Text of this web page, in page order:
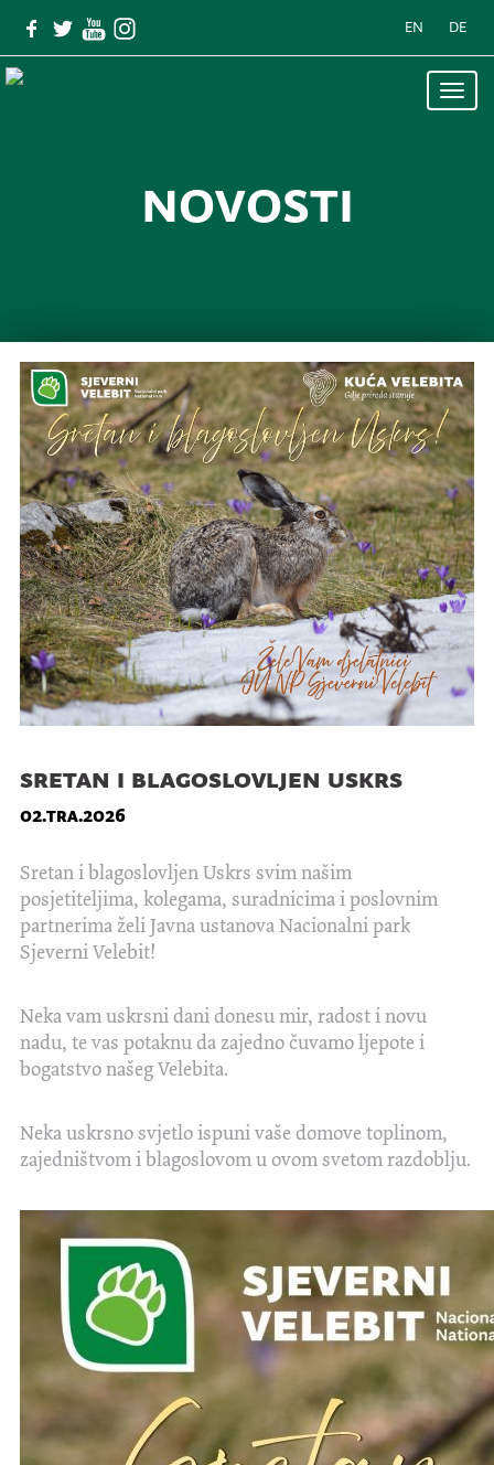
EN DE
Toggle
novosti
sretan i blagoslovljen uskrs
02.tra.2026
Sretan i blagoslovljen Uskrs svim našim
posjetiteljima, kolegama, suradnicima i poslovnim
partnerima želi Javna ustanova Nacionalni park
Sjeverni Velebit!
Neka vam uskrsni dani donesu mir, radost i novu
nadu, te vas potaknu da zajedno čuvamo ljepote i
bogatstvo našeg Velebita.
Neka uskrsno svjetlo ispuni vaše domove toplinom,
zajedništvom i blagoslovom u ovom svetom razdoblju.